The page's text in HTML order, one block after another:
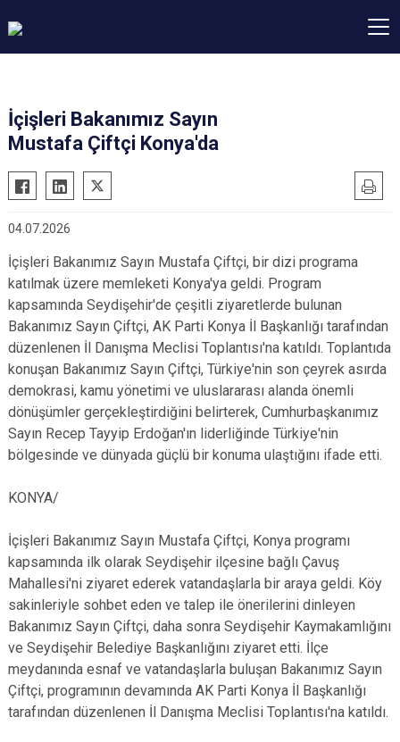
İçişleri Bakanımız Sayın
Mustafa Çiftçi Konya'da
04.07.2026
İçişleri Bakanımız Sayın Mustafa Çiftçi, bir dizi programa
katılmak üzere memleketi Konya'ya geldi. Program
kapsamında Seydişehir'de çeşitli ziyaretlerde bulunan
Bakanımız Sayın Çiftçi, AK Parti Konya İl Başkanlığı tarafından
düzenlenen İl Danışma Meclisi Toplantısı'na katıldı. Toplantıda
konuşan Bakanımız Sayın Çiftçi, Türkiye'nin son çeyrek asırda
demokrasi, kamu yönetimi ve uluslararası alanda önemli
dönüşümler gerçekleştirdiğini belirterek, Cumhurbaşkanımız
Sayın Recep Tayyip Erdoğan'ın liderliğinde Türkiye'nin
bölgesinde ve dünyada güçlü bir konuma ulaştığını ifade etti.
KONYA/
İçişleri Bakanımız Sayın Mustafa Çiftçi, Konya programı
kapsamında ilk olarak Seydişehir ilçesine bağlı Çavuş
Mahallesi'ni ziyaret ederek vatandaşlarla bir araya geldi. Köy
sakinleriyle sohbet eden ve talep ile önerilerini dinleyen
Bakanımız Sayın Çiftçi, daha sonra Seydişehir Kaymakamlığını
ve Seydişehir Belediye Başkanlığını ziyaret etti. İlçe
meydanında esnaf ve vatandaşlarla buluşan Bakanımız Sayın
Çiftçi, programının devamında AK Parti Konya İl Başkanlığı
tarafından düzenlenen İl Danışma Meclisi Toplantısı'na katıldı.